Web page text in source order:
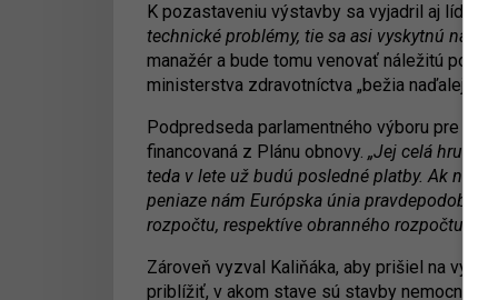
K pozastaveniu výstavby sa vyjadril aj líder
technické problémy, tie sa asi vyskytnú na
manažér a bude tomu venovať náležitú
ministerstva zdravotníctva „bežia naďalej a
Podpredseda parlamentného výboru pre
financovaná z Plánu obnovy. „Jej celá hrubá
teda v lete už budú posledné platby. Ak
peniaze nám Európska únia pravdepodobne
rozpočtu, respektíve obranného rozpočtu,“
Zároveň vyzval Kaliňáka, aby prišiel na
priblížiť, v akom stave sú stavby nemocníc v